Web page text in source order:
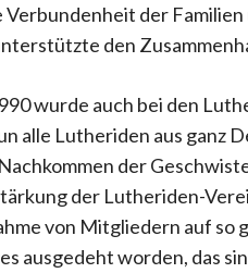
der
den
wurde auch bei den
alle Lutheriden aus ganz
der
der Lutheriden-
von Mitgliedern auf so
ausgedeht worden, das